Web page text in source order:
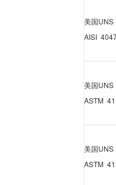
美国
AISI
美国
ASTM
美国
ASTM